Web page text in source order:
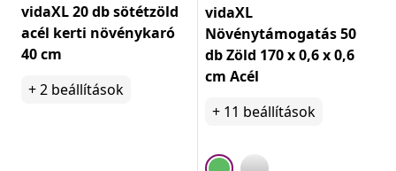
vidaXL 20 db sötétzöld
acél kerti növénykaró
40 cm
+2 beállítások
vidaXL
Növénytámogatás 50
db Zöld 170 x 0,6 x 0,6
cm Acél
+ 11 beállítások